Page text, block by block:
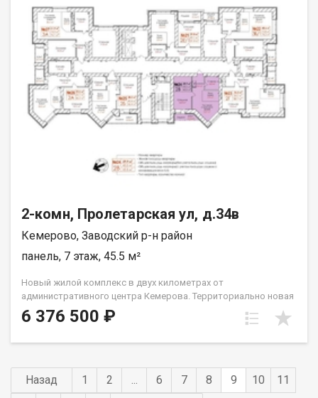
Калина Малина, через дорогу сквер Дружбы народов, Храм. В
шаговой доступности расположены современные детские
сады Антошка, Изумрудный город, средняя школа № 36.
Звоните, отвечу на ваши вопросы, организую просмотр!
Покупая недвижимость через Федеральное агентство
недвижимости Самолет ПЛЮС, Вы получаете: Юридическое
сопровождение;Помощь в оформлении документов; Рады
будем ответить на все ваши вопросы с 9:00 до 21:00. Гарантия
юридической чистоты сделки от компании, которая работает
на рынке недвижимости в городе Кемерово с 2010 года!
2-комн, Пролетарская ул, д.34в
Кемерово, Заводский р-н район
панель, 7 этаж, 45.5 м²
Новый жилой комплекс в двух километрах от
административного центра Кемерова. Территориально новая
площадка расположена в границах пересечения проспекта
Кузнецкого, улиц Автозаводская, Федоровского и
6 376 500 ₽
Назад 1 2 ... 6 7 8 9 10
11